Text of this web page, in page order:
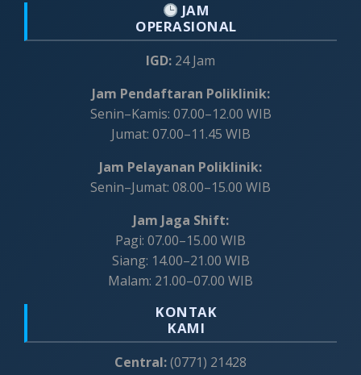
JAM
OPERASIONAL
IGD: 24 Jam
Jam Pendaftaran Poliklinik:
Senin–Kamis: 07.00–12.00 WIB
Jumat: 07.00–11.45 WIB
Jam Pelayanan Poliklinik:
Senin–Jumat: 08.00–15.00 WIB
Jam Jaga Shift:
Pagi: 07.00–15.00 WIB
Siang: 14.00–21.00 WIB
Malam: 21.00–07.00 WIB
KONTAK
KAMI
Central:(0771) 21428